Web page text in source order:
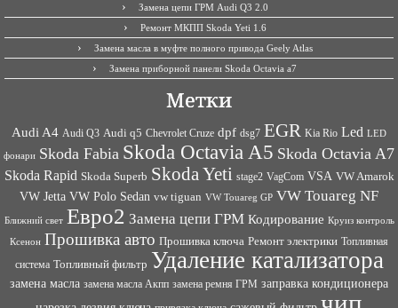
Замена цепи ГРМ Audi Q3 2.0
Ремонт МКПП Skoda Yeti 1.6
Замена масла в муфте полного привода Geely Atlas
Замена приборной панели Skoda Octavia a7
Метки
Audi A4 Audi Q3 Audi q5 Chevrolet Cruze dpf dsg7 EGR Kia Rio Led LED
фонари Skoda Fabia Skoda Octavia A5 Skoda Octavia A7
Skoda Rapid Skoda Superb Skoda Yeti stage2 VagCom VSA VW Amarok
VW Jetta VW Polo Sedan vw tiguan VW Touareg GP VW Touareg NF
Ближний свет Евро2 Замена цепи ГРМ Кодирование Круиз контроль
Ксенон Прошивка авто Прошивка ключа Ремонт электрики Топливная
система Топливный фильтр Удаление катализатора
замена масла замена масла Акпп замена ремня ГРМ заправка кондиционера